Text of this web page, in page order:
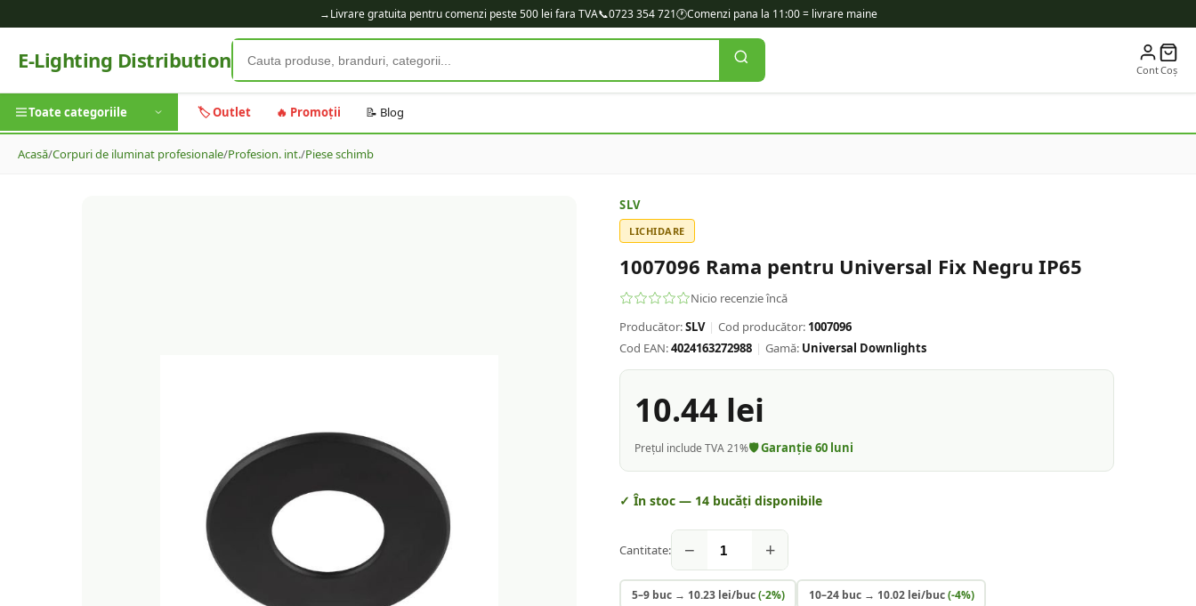
→Livrare gratuita pentru comenzi peste 500 lei fara TVA📞0723 354 721🕐Comenzi pana la 11:00 = livrare maine
E-Lighting Distribution ContCoș
Toate categoriile 🏷️ Outlet 🔥 Promoții 📝 Blog
Acasă/Corpuri de iluminat profesionale/Profesion. int./Piese schimb
SLV
LICHIDARE
1007096 Rama pentru Universal Fix Negru IP65
Nicio recenzie încă
Producător:SLV | Cod producător: 1007096
Cod EAN:4024163272988 | Gamă: Universal Downlights
10.44 lei
Prețul include TVA 21%🛡️ Garanție 60 luni
✓ În stoc — 14 bucăți disponibile
Cantitate: − +
5–9 buc→ 10.23lei/buc(-2%) 10–24 buc→ 10.02lei/buc(-4%)